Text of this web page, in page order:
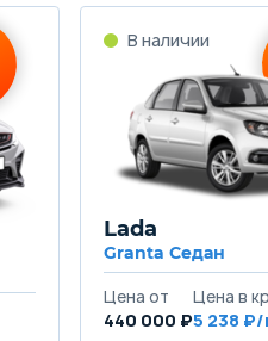
Lada
Granta Седан
440 000 ₽5 238